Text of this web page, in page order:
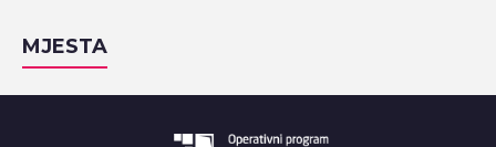
MJESTA